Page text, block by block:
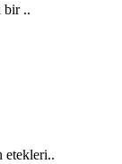
bir ..
etekleri..